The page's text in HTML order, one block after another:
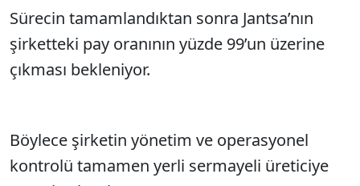
Sürecin tamamlandıktan sonra Jantsa’nın
şirketteki pay oranının yüzde 99’un üzerine
çıkması bekleniyor.
Böylece şirketin yönetim ve operasyonel
kontrolü tamamen yerli sermayeli üreticiye